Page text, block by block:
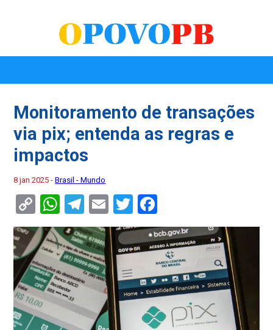
Monitoramento de transações
via pix; entenda as regras e
impactos
8 jan 2025 -Brasil - Mundo
Copy
Link
WhatsApp
Telegram
EmailTwitter